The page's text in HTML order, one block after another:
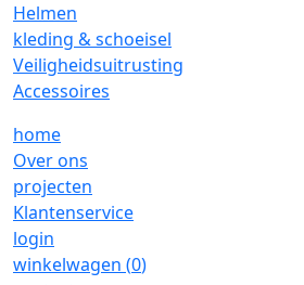
Helmen
kleding & schoeisel
Veiligheidsuitrusting
Accessoires
home
Over ons
projecten
Klantenservice
login
winkelwagen (0)